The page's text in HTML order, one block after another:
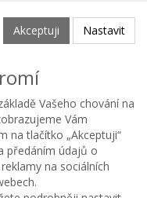
Akceptuji Nastavit
Vašeho chování na
Vám
na tlačítko „Akceptuji“
předáním údajů o
na sociálních